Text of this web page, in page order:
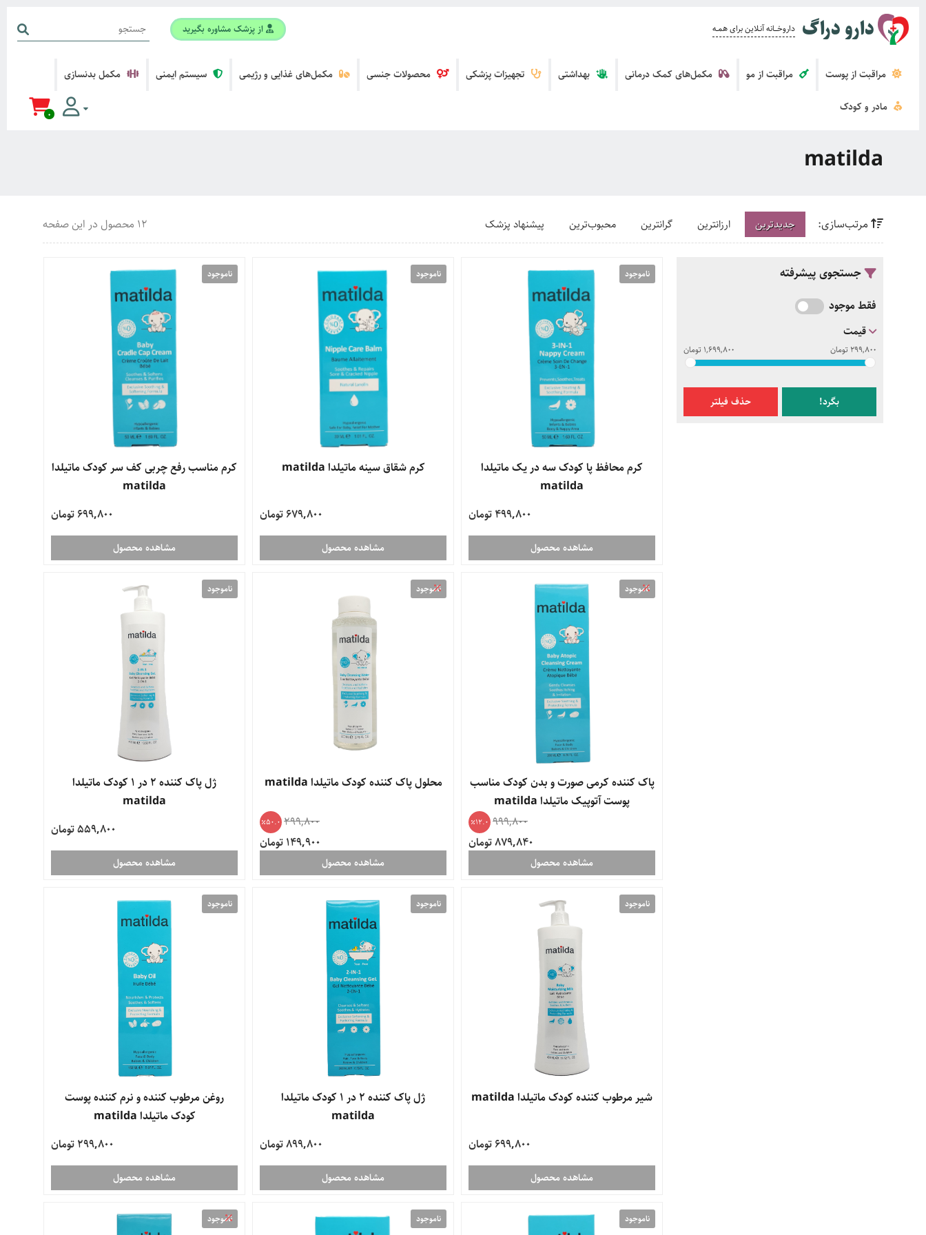
دارو دراگ داروخــــانه آنــلاین برای همــه از پزشک مشاوره بگیرید
0
مراقبت از پوست مراقبت از مو مکمل‌های کمک درمانی بهداشتی تجهیزات پزشکی محصولات جنسی مکمل‌های غذایی و رژیمی سیستم ایمنی مکمل بدنسازی
مادر و کودک
matilda
12 محصول در این صفحه مرتب‌سازی: جدیدترین ارزانترین گرانترین محبوب‌ترین پیشنهاد پزشک
جستجوی پیشرفته
فقط موجود
قیمت
299,800 تومان 1,699,800 تومان
بگرد! حذف فیلتر
ناموجود
کرم محافظ پا کودک سه در یک ماتیلدا
matilda
499,800 تومان
مشاهده محصول
ناموجود
کرم شقاق سینه ماتیلدا matilda
679,800 تومان
مشاهده محصول
ناموجود
کرم مناسب رفع چربی کف سر کودک ماتیلدا
matilda
699,800 تومان
مشاهده محصول
ناموجود
پاک کننده کرمی صورت و بدن کودک مناسب
پوست آتوپیک ماتیلدا matilda
999,800
12.0
879,840 تومان
مشاهده محصول
ناموجود
محلول پاک کننده کودک ماتیلدا matilda
299,800
50.0
149,900 تومان
مشاهده محصول
ناموجود
ژل پاک کننده 2 در 1 کودک ماتیلدا
matilda
559,800 تومان
مشاهده محصول
ناموجود
شیر مرطوب کننده کودک ماتیلدا matilda
699,800 تومان
مشاهده محصول
ناموجود
ژل پاک کننده 2 در 1 کودک ماتیلدا
matilda
899,800 تومان
مشاهده محصول
ناموجود
روغن مرطوب کننده و نرم کننده پوست
کودک ماتیلدا matilda
299,800 تومان
مشاهده محصول
ناموجود ناموجود ناموجود